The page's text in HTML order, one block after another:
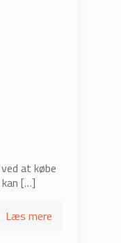
at købe
[…]
Læs mere